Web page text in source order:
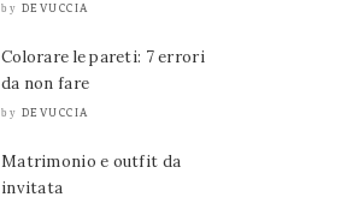
by DEVUCCIA
Colorare le pareti: 7 errori
da non fare
by DEVUCCIA
Matrimonio e outfit da
invitata